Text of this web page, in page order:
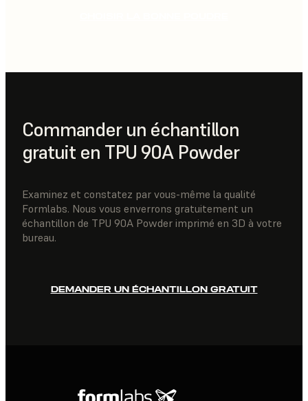
Commander un échantillon
gratuit en TPU 90A Powder
Examinez et constatez par vous-même la qualité
Formlabs. Nous vous enverrons gratuitement un
échantillon de TPU 90A Powder imprimé en 3D à votre
bureau.
DEMANDER UN ÉCHANTILLON GRATUIT